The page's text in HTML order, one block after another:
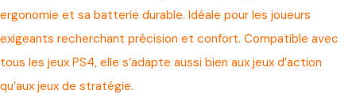
ergonomie et sa batterie durable. Idéale pour les joueurs
exigeants recherchant précision et confort. Compatible avec
tous les jeux PS4, elle s’adapte aussi bien aux jeux d’action
qu’aux jeux de stratégie.